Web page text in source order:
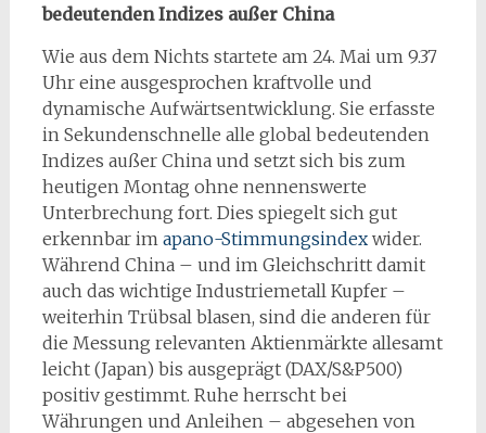
bedeutenden Indizes außer China
Wie aus dem Nichts startete am 24. Mai um 9.37
Uhr eine ausgesprochen kraftvolle und
dynamische Aufwärtsentwicklung. Sie erfasste
in Sekundenschnelle alle global bedeutenden
Indizes außer China und setzt sich bis zum
heutigen Montag ohne nennenswerte
Unterbrechung fort. Dies spiegelt sich gut
erkennbar im apano-Stimmungsindexwider.
Während China – und im Gleichschritt damit
auch das wichtige Industriemetall Kupfer –
weiterhin Trübsal blasen, sind die anderen für
die Messung relevanten Aktienmärkte allesamt
leicht (Japan) bis ausgeprägt (DAX/S&P500)
positiv gestimmt. Ruhe herrscht bei
Währungen und Anleihen – abgesehen von